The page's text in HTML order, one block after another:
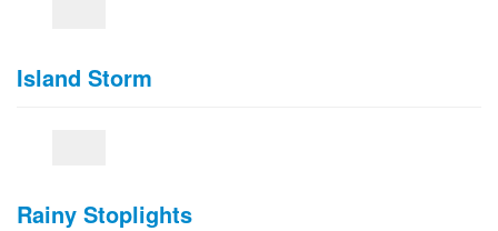
Island Storm
Rainy Stoplights